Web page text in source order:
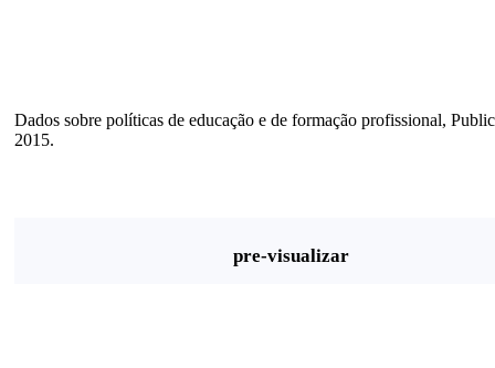
Dados sobre políticas de educação e de formação profissional,
2015.
pre-visualizar